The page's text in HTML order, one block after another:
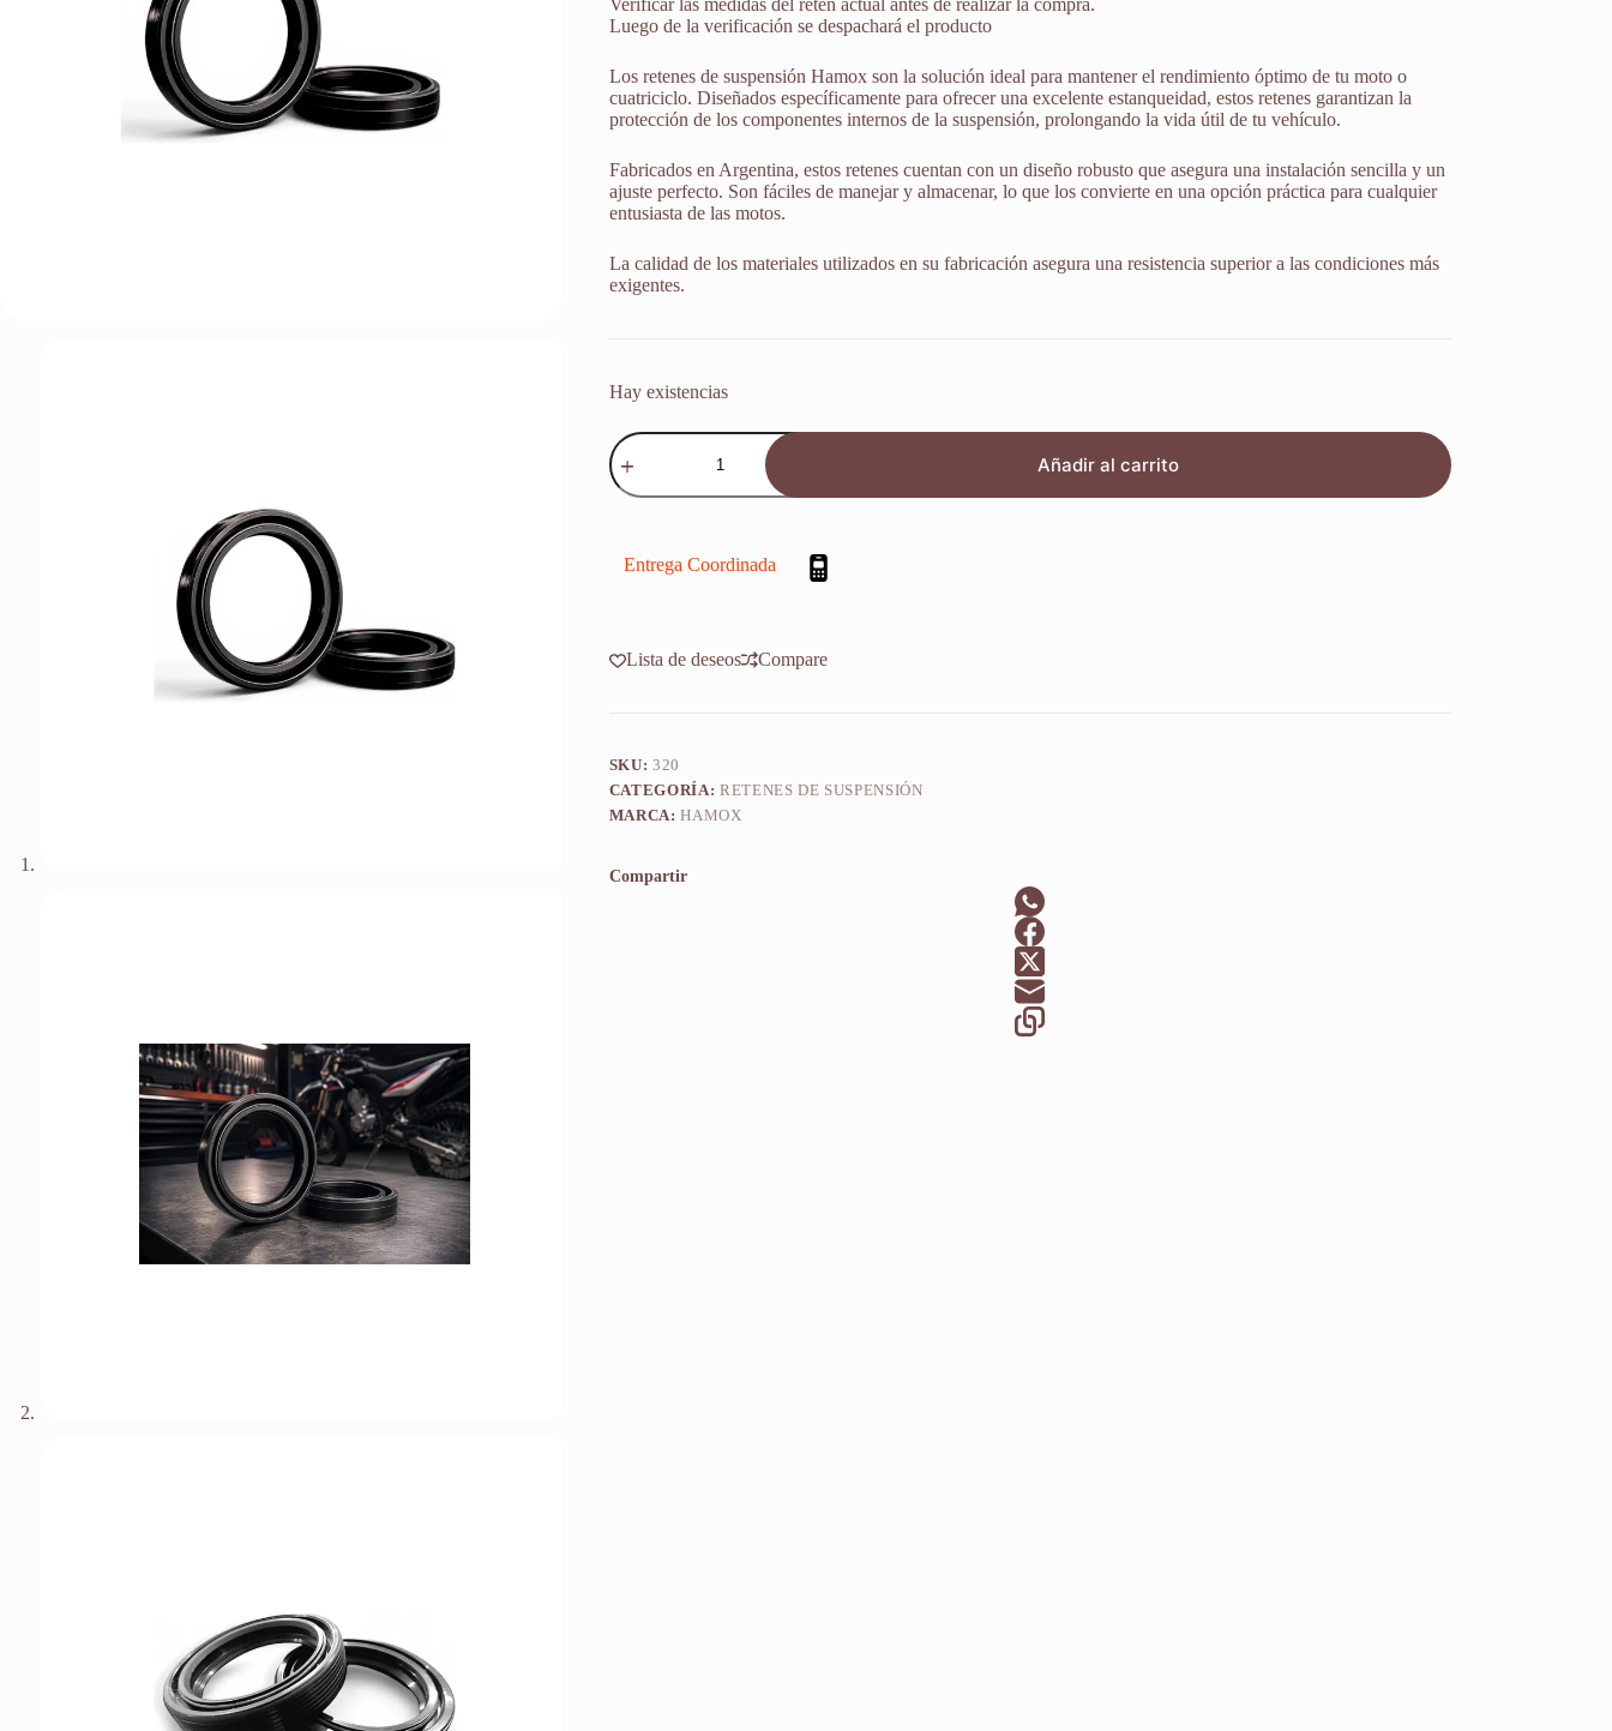
Verificar las medidas del retén actual antes de realizar la compra.
Luego de la verificación se despachará el producto
Los retenes de suspensión Hamox son la solución ideal para mantener el rendimiento óptimo de tu moto o
cuatriciclo. Diseñados específicamente para ofrecer una excelente estanqueidad, estos retenes garantizan la
protección de los componentes internos de la suspensión, prolongando la vida útil de tu vehículo.
Fabricados en Argentina, estos retenes cuentan con un diseño robusto que asegura una instalación sencilla y un
ajuste perfecto. Son fáciles de manejar y almacenar, lo que los convierte en una opción práctica para cualquier
entusiasta de las motos.
La calidad de los materiales utilizados en su fabricación asegura una resistencia superior a las condiciones más
exigentes.
Hay existencias
Retenes
Suspensión
41
11
Añadir al carrito
Entrega Coordinada
Lista de deseos Compare
SKU:320
CATEGORÍA: RETENES DE SUSPENSIÓN
MARCA:HAMOX
Compartir